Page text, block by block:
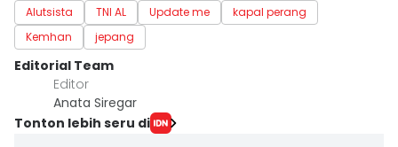
Alutsista TNI AL Update me
kapal perang
Kemhan
jepang
Editorial Team
Editor
Anata Siregar
Tonton lebih seru di